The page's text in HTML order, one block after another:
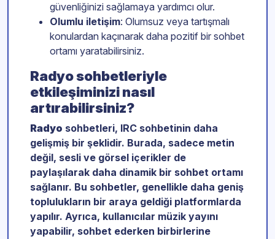
güvenliğinizi sağlamaya yardımcı olur.
Olumlu iletişim: Olumsuz veya tartışmalı
konulardan kaçınarak daha pozitif bir sohbet
ortamı yaratabilirsiniz.
Radyo sohbetleriyle
etkileşiminizi nasıl
artırabilirsiniz?
Radyo sohbetleri, IRC sohbetinin daha
gelişmiş bir şeklidir. Burada, sadece metin
değil, sesli ve görsel içerikler de
paylaşılarak daha dinamik bir sohbet ortamı
sağlanır. Bu sohbetler, genellikle daha geniş
toplulukların bir araya geldiği platformlarda
yapılır. Ayrıca, kullanıcılar müzik yayını
yapabilir, sohbet ederken birbirlerine